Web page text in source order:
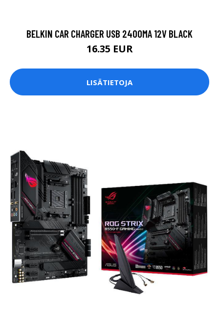
BELKIN CAR CHARGER USB 2400MA 12V BLACK
16.35 EUR
LISÄTIETOJA